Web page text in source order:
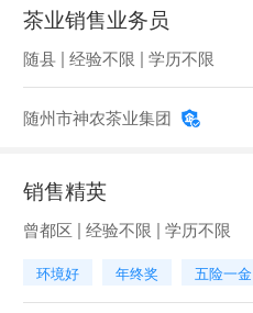
茶业销售业务员
随县 | 经验不限 | 学历不限
随州市神农茶业集团
销售精英
曾都区 | 经验不限 | 学历不限
环境好 年终奖 五险一金